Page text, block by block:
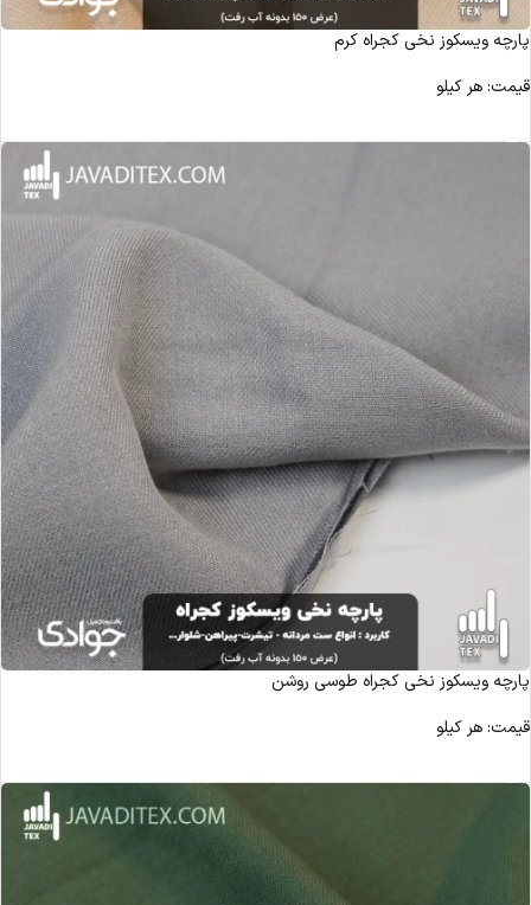
پارچه ویسکوز نخی کجراه کرم
قیمت: هر کیلو
پارچه ویسکوز نخی کجراه طوسی روشن
قیمت: هر کیلو